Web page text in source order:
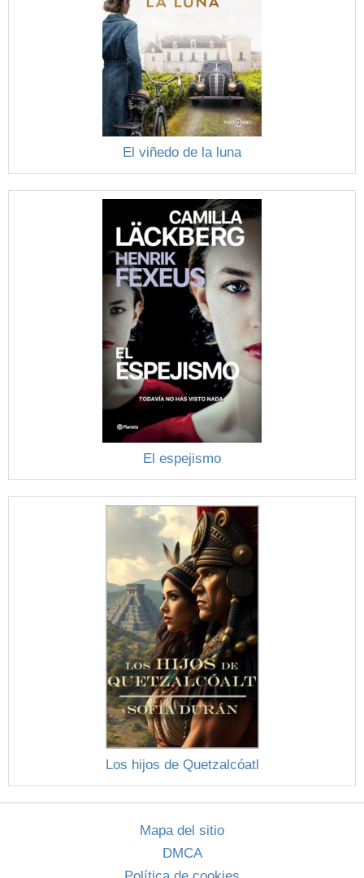
El viñedo de la luna
El espejismo
Los hijos de Quetzalcóatl
Mapa del sitio
DMCA